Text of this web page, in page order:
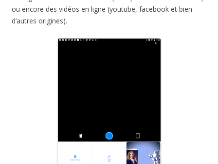
ou encore des vidéos en ligne (youtube, facebook et bien
d’autres origines).